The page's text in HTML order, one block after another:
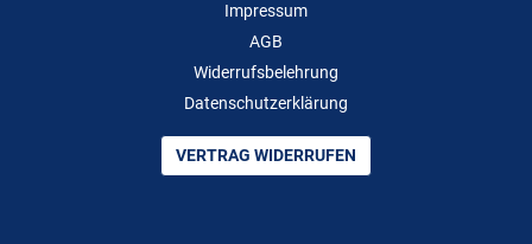
Impressum
AGB
Widerrufsbelehrung
Datenschutzerklärung
VERTRAG WIDERRUFEN